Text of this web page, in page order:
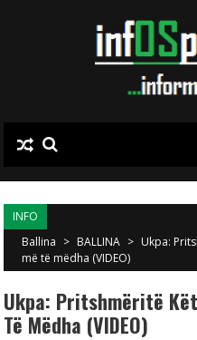
INFO
Ballina > BALLINA > Ukpa:
më të mëdha (VIDEO)
Ukpa: Pritshmëritë
Të Mëdha (VIDEO)